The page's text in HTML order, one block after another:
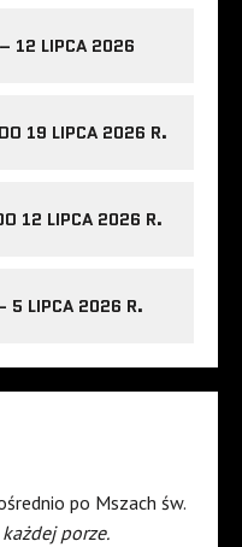
12 LIPCA 2026
19 LIPCA 2026 R.
12 LIPCA 2026 R.
5 LIPCA 2026 R.
po Mszach św.
porze.